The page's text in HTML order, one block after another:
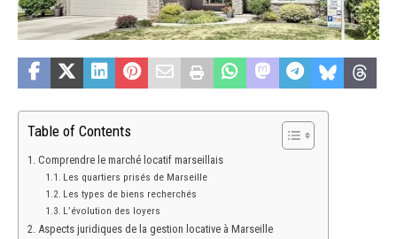
Table of Contents
Comprendre le marché locatif marseillais
Les quartiers prisés de Marseille
Les types de biens recherchés
L’évolution des loyers
Aspects juridiques de la gestion locative à Marseille